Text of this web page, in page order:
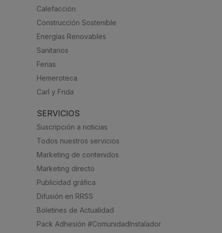
Calefacción
Construcción Sostenible
Energías Renovables
Sanitarios
Ferias
Hemeroteca
Carl y Frida
SERVICIOS
Suscripción a noticias
Todos nuestros servicios
Marketing de contenidos
Marketing directo
Publicidad gráfica
Difusión en RRSS
Boletines de Actualidad
Pack Adhesión #ComunidadInstalador